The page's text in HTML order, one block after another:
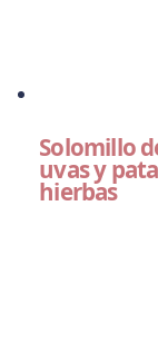
Solomillo
uvas y
hierbas